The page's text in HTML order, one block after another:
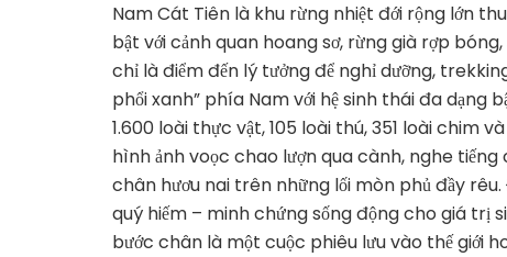
Nam Cát Tiên là khu rừng nhiệt đới rộng lớn
bật với cảnh quan hoang sơ, rừng già rợp
chỉ là điểm đến lý tưởng để nghỉ dưỡng,
phổi xanh” phía Nam với hệ sinh thái đa dạng
1.600 loài thực vật, 105 loài thú, 351 loài chim
hình ảnh voọc chao lượn qua cành, nghe
chân hươu nai trên những lối mòn phủ đầy
quý hiếm – minh chứng sống động cho giá trị
bước chân là một cuộc phiêu lưu vào thế giới